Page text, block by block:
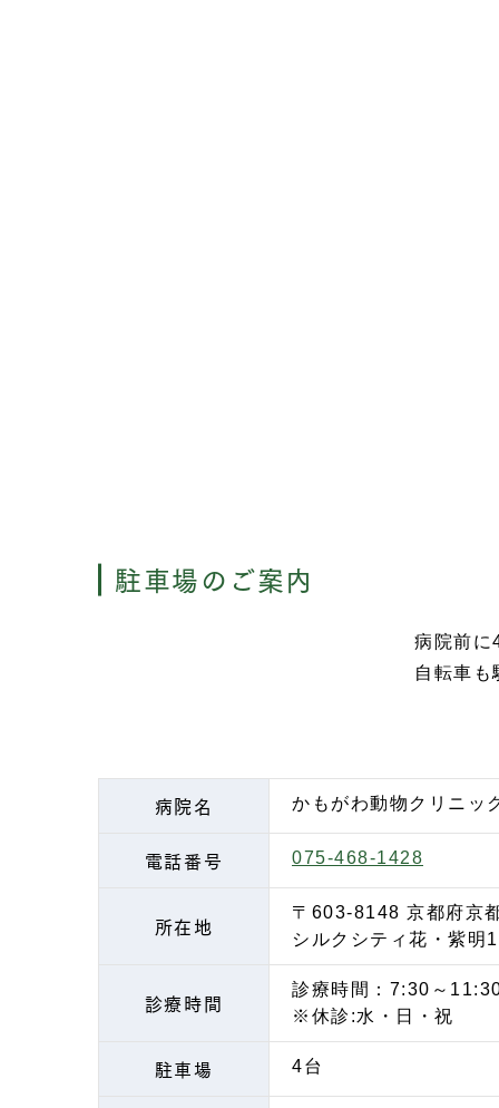
駐車場のご案内
病院前に
自転車も
病院名 かもがわ動物クリニッ
電話番号 075-468-1428
所在地
〒603-8148 京都府京
シルクシティ花・紫明
診療時間
診療時間：7:30～
※休診:水・日・祝
駐車場 4台